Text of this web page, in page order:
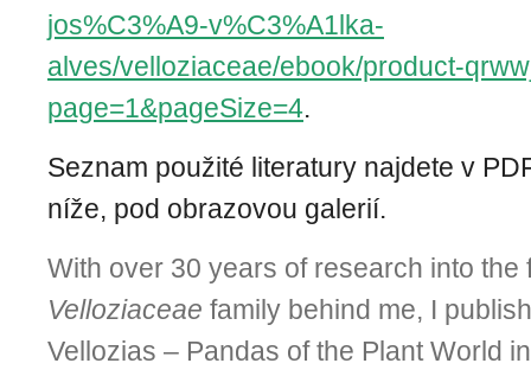
jos%C3%A9-v%C3%A1lka-
alves/velloziaceae/ebook/product-
page=1&pageSize=4.
Seznam použité literatury najdete v
níže, pod obrazovou galerií.
With over 30 years of research into the
Velloziaceae family behind me, I
Vellozias – Pandas of the Plant World